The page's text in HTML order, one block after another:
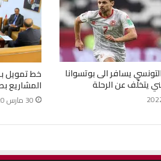
يسافر الى بوتسوانا
يتخلّف عن الرحلة المشاريع
30 مارس 2020